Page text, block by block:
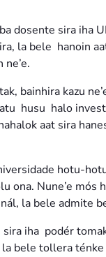
dosente sira iha
la bele hanoin
bainhira kazu
husu halo
aat sira
hotu-
ona. Nune’e
la bele admite
iha podér
la bele tollera